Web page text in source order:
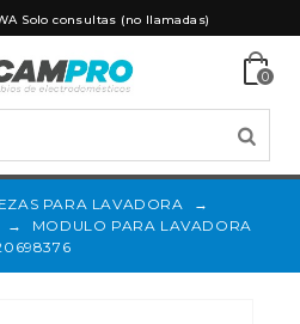
Solo consultas (no llamadas)
0
PARA LAVADORA
→
→
MODULO PARA LAVADORA